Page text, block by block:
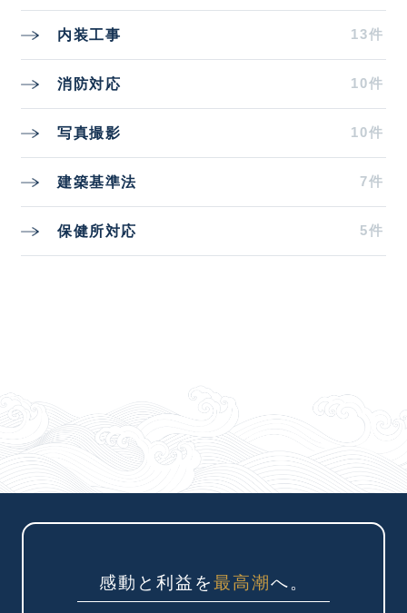
内装工事 13件
消防対応 10件
写真撮影 10件
建築基準法 7件
保健所対応 5件
感動と利益を最高潮へ。